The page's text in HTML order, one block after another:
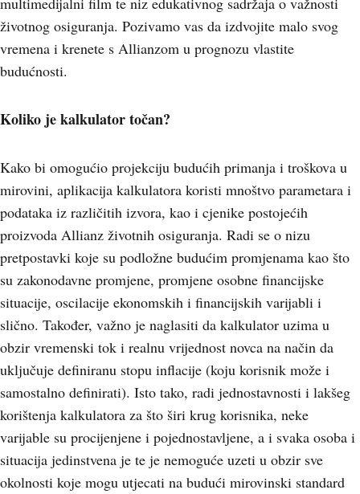
životnog osiguranja. Pozivamo vas da izdvojite malo svog
vremena i krenete s Allianzom u prognozu vlastite
budućnosti.
Koliko je kalkulator točan?
Kako bi omogućio projekciju budućih primanja i troškova u
mirovini, aplikacija kalkulatora koristi mnoštvo parametara i
podataka iz različitih izvora, kao i cjenike postojećih
proizvoda Allianz životnih osiguranja. Radi se o nizu
pretpostavki koje su podložne budućim promjenama kao što
su zakonodavne promjene, promjene osobne financijske
situacije, oscilacije ekonomskih i financijskih varijabli i
slično. Također, važno je naglasiti da kalkulator uzima u
obzir vremenski tok i realnu vrijednost novca na način da
uključuje definiranu stopu inflacije (koju korisnik može i
samostalno definirati). Isto tako, radi jednostavnosti i lakšeg
korištenja kalkulatora za što širi krug korisnika, neke
varijable su procijenjene i pojednostavljene, a i svaka osoba i
situacija jedinstvena je te je nemoguće uzeti u obzir sve
okolnosti koje mogu utjecati na budući mirovinski standard